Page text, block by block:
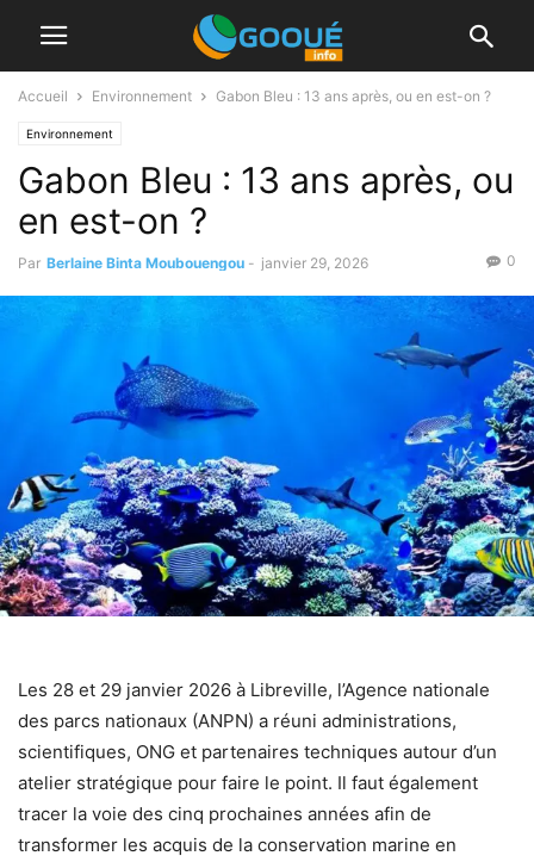
Accueil Environnement Gabon Bleu : 13 ans après, ou en est-on ?
Environnement
Gabon Bleu : 13 ans après, ou
en est-on ?
Par Berlaine Binta Moubouengou - janvier 29, 2026 0
Les 28 et 29 janvier 2026 à Libreville, l’Agence nationale
des parcs nationaux (ANPN) a réuni administrations,
scientifiques, ONG et partenaires techniques autour d’un
atelier stratégique pour faire le point. Il faut également
tracer la voie des cinq prochaines années afin de
transformer les acquis de la conservation marine en